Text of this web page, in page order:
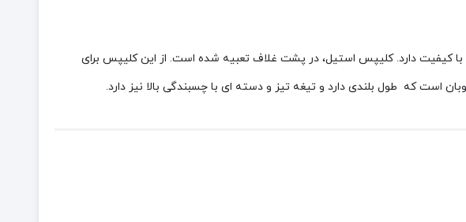
دارد. کلیپس استیل، در پشت غلاف تعبیه شده است. از این کلیپس برای
است که طول بلندی دارد و تیغه تیز و دسته ای با چسبندگی بالا نیز دارد.